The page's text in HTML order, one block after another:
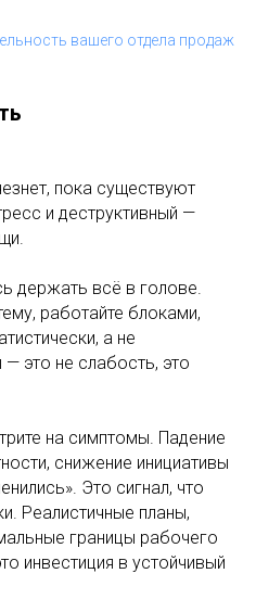
вашего отдела продаж
пока существуют
и деструктивный —
держать всё в голове.
работайте блоками,
а не
это не слабость, это
на симптомы. Падение
снижение инициативы
Это сигнал, что
Реалистичные планы,
границы рабочего
инвестиция в устойчивый